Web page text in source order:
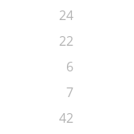
24
22
6
7
42